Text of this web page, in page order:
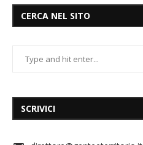
CERCA NEL SITO
SCRIVICI